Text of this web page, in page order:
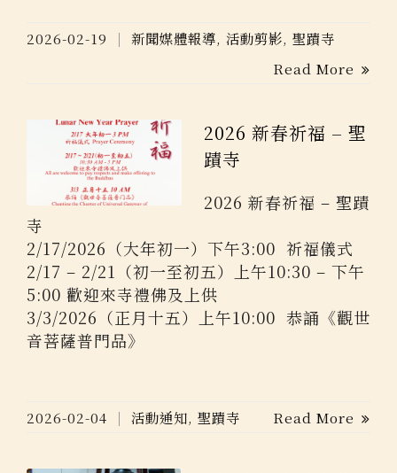
2026-02-19 新聞媒體報導, 活動剪影, 聖蹟寺
Read More
2026 新春祈福 – 聖
蹟寺
2026 新春祈福 – 聖蹟
寺
2/17/2026（大年初一）下午3:00 祈福儀式
2/17 – 2/21（初一至初五）上午10:30 – 下午
5:00 歡迎來寺禮佛及上供
3/3/2026（正月十五）上午10:00 恭誦《觀世
音菩薩普門品》
2026-02-04 活動通知, 聖蹟寺 Read More